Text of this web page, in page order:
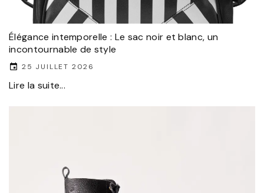
Élégance intemporelle : Le sac noir et blanc, un
incontournable de style
25 JUILLET 2026
Lire la suite...